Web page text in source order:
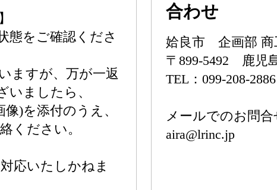
態をご確認くださ
ますが、万が一返
いましたら、
)を添付のうえ、
ください。
応いたしかねま
合わせ
姶良市 企画部 商
〒899-5492 鹿児
TEL：099-208-2886
メールでのお問合
aira@lrinc.jp